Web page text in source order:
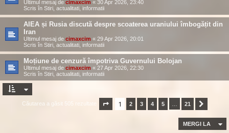
Ultimul mesaj de cimaxcim « 30 Apr 2026, 23:40
Scris în Stiri, actualitati, informatii
AIEA și Rusia discută despre scoaterea uraniului îmbogățit din
Iran
Ultimul mesaj de cimaxcim « 29 Apr 2026, 20:01
Scris în Stiri, actualitati, informatii
Moțiune de cenzură împotriva Guvernului Bolojan
Ultimul mesaj de cimaxcim « 27 Apr 2026, 22:30
Scris în Stiri, actualitati, informatii
Căutarea a găsit 505 rezultate Pagina 1din21
1 2 3 4 5 21
MERGI LA